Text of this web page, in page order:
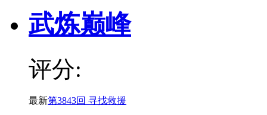
武炼巅峰
评分:
最新第3843回 寻找救援